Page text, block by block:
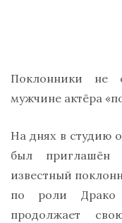
Поклонники не
мужчине актёра
На днях в студию
был приглашён
известный
по роли Драко
продолжает